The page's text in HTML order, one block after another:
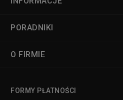
PORADNIKI
O FIRMIE
FORMY PŁATNOŚCI